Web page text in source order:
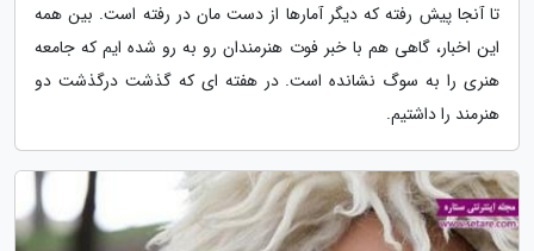
تا آنجا پیش رفته که دیگر آمارها از دست مان در رفته است. بین همه
این اخبار، گاهی هم با خبر فوت هنرمندان رو به رو شده ایم که جامعه
هنری را به سوگ نشانده است. در هفته ای که گذشت درگذشت دو
هنرمند را داشتیم.